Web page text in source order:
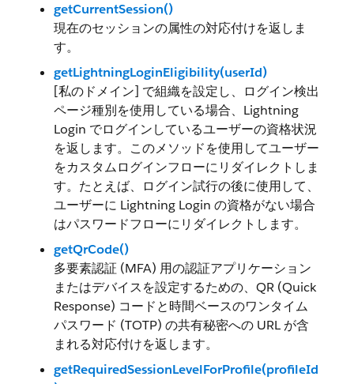
getCurrentSession()
現在のセッションの属性の対応付けを返しま
す。
getLightningLoginEligibility(userId)
[私のドメイン] で組織を設定し、ログイン検出
ページ種別を使用している場合、Lightning
Login でログインしているユーザーの資格状況
を返します。このメソッドを使用してユーザー
をカスタムログインフローにリダイレクトしま
す。たとえば、ログイン試行の後に使用して、
ユーザーに Lightning Login の資格がない場合
はパスワードフローにリダイレクトします。
getQrCode()
多要素認証 (MFA) 用の認証アプリケーション
またはデバイスを設定するための、QR (Quick
Response) コードと時間ベースのワンタイム
パスワード (TOTP) の共有秘密への URL が含
まれる対応付けを返します。
getRequiredSessionLevelForProfile(profileId